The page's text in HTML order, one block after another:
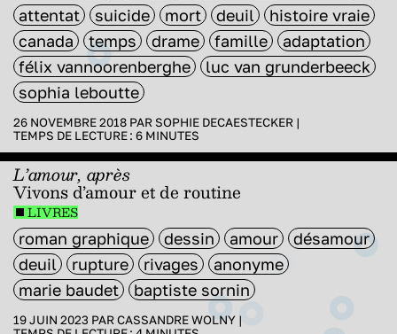
attentat
suicide mort deuil
histoire vraie
canada
temps drame famille
adaptation
félix vannoorenberghe
luc van grunderbeeck
sophia leboutte
26 NOVEMBRE 2018 PAR SOPHIE DECAESTECKER |
TEMPS DE LECTURE : 6 MINUTES
L’amour, après
Vivons d’amour et de routine
LIVRES
roman graphique dessin amour
désamour
deuil
rupture rivages
anonyme
marie baudet
baptiste sornin
19 JUIN 2023 PARCASSANDRE WOLNY |